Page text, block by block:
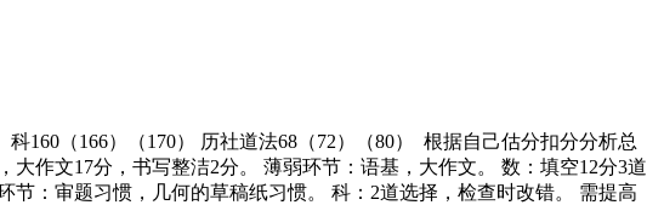
160（166）（170） 历社道法68（72）（80） 根据自己估分扣分分析总
作文17分，书写整洁2分。 薄弱环节：语基，大作文。 数：填空12分3道
节：审题习惯，几何的草稿纸习惯。 科：2道选择，检查时改错。 需提高